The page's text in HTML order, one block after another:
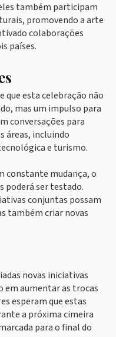
também participam
promovendo a arte
colaborações
países.
que esta celebração não
mas um impulso para
conversações para
áreas, incluindo
e turismo.
constante mudança, o
poderá ser testado.
conjuntas possam
também criar novas
novas iniciativas
em aumentar as trocas
esperam que estas
a próxima cimeira
para o final do